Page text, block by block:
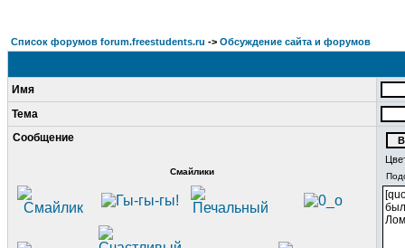
Список форумов forum.freestudents.ru -> Обсуждение сайта и форумов
Имя
Тема
Сообщение
Смайлики